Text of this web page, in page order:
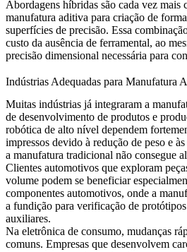
Abordagens híbridas são cada vez mais
manufatura aditiva para criação de
superfícies de precisão. Essa
custo da ausência de ferramental, ao
precisão dimensional necessária para
Indústrias Adequadas para Manufatura
Muitas indústrias já integraram a
de desenvolvimento de produtos e
robótica de alto nível dependem
impressos devido à redução de peso e
a manufatura tradicional não consegue
Clientes automotivos que exploram
volume podem se beneficiar
componentes automotivos, onde a
a fundição para verificação de
auxiliares.
Na eletrônica de consumo, mudanças
comuns. Empresas que desenvolvem